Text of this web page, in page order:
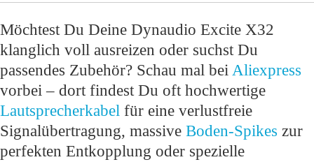
Möchtest Du Deine Dynaudio Excite X32
klanglich voll ausreizen oder suchst Du
passendes Zubehör? Schau mal bei Aliexpress
vorbei – dort findest Du oft hochwertige
Lautsprecherkabel für eine verlustfreie
Signalübertragung, massive Boden-Spikes zur
perfekten Entkopplung oder spezielle